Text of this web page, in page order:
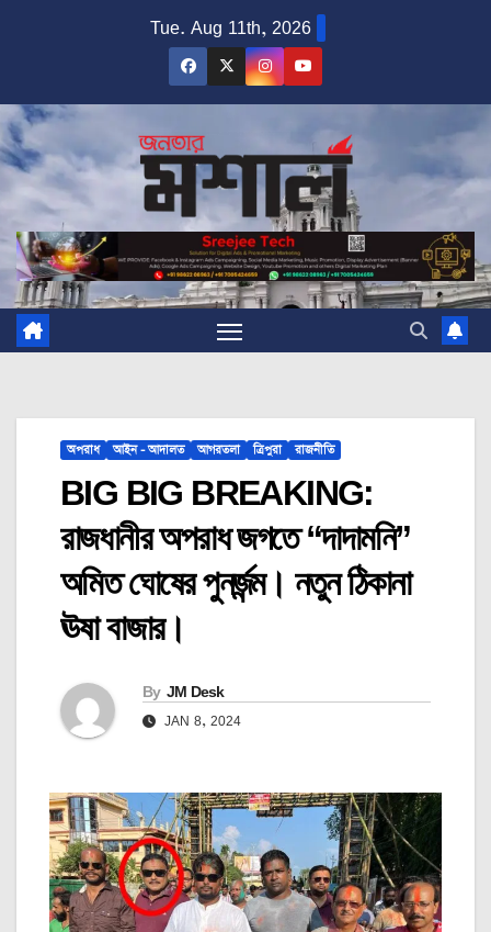
Tue. Aug 11th, 2026
অপরাধ আইন - আদালত আগরতলা ত্রিপুরা রাজনীতি
BIG BIG BREAKING:
রাজধানীর অপরাধ জগতে “দাদামনি”
অমিত ঘোষের পুনর্জন্ম। নতুন ঠিকানা
ঊষা বাজার।
By JM Desk
JAN 8, 2024